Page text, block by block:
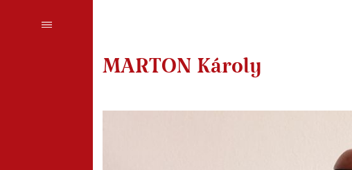
MARTON Károly